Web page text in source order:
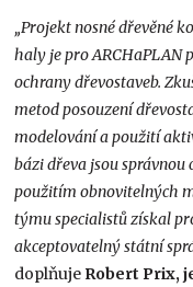
„Projekt nosné dřevěné
haly je pro ARCHaPLAN
ochrany dřevostaveb.
metod posouzení
modelování a použití
bázi dřeva jsou
použitím obnovitelných
týmu specialistů získal
akceptovatelný státní
doplňuje Robert Prix,